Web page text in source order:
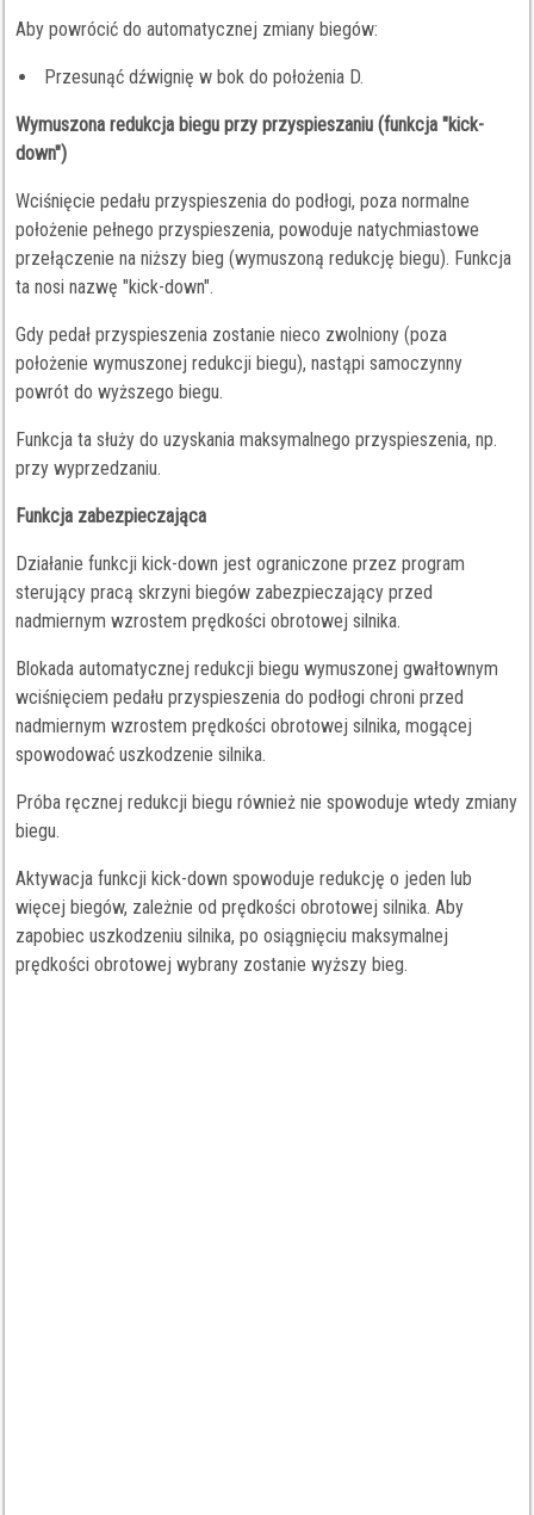
Aby powrócić do automatycznej zmiany biegów:
Przesunąć dźwignię w bok do położenia D.
Wymuszona redukcja biegu przy przyspieszaniu (funkcja "kick-
down")
Wciśnięcie pedału przyspieszenia do podłogi, poza normalne
położenie pełnego przyspieszenia, powoduje natychmiastowe
przełączenie na niższy bieg (wymuszoną redukcję biegu). Funkcja
ta nosi nazwę "kick-down".
Gdy pedał przyspieszenia zostanie nieco zwolniony (poza
położenie wymuszonej redukcji biegu), nastąpi samoczynny
powrót do wyższego biegu.
Funkcja ta służy do uzyskania maksymalnego przyspieszenia, np.
przy wyprzedzaniu.
Funkcja zabezpieczająca
Działanie funkcji kick-down jest ograniczone przez program
sterujący pracą skrzyni biegów zabezpieczający przed
nadmiernym wzrostem prędkości obrotowej silnika.
Blokada automatycznej redukcji biegu wymuszonej gwałtownym
wciśnięciem pedału przyspieszenia do podłogi chroni przed
nadmiernym wzrostem prędkości obrotowej silnika, mogącej
spowodować uszkodzenie silnika.
Próba ręcznej redukcji biegu również nie spowoduje wtedy zmiany
biegu.
Aktywacja funkcji kick-down spowoduje redukcję o jeden lub
więcej biegów, zależnie od prędkości obrotowej silnika. Aby
zapobiec uszkodzeniu silnika, po osiągnięciu maksymalnej
prędkości obrotowej wybrany zostanie wyższy bieg.